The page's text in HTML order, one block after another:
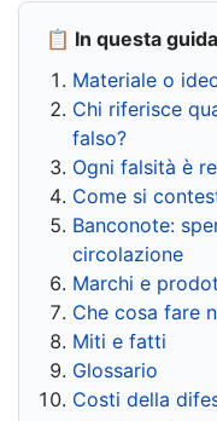
📋 In questa guida
Materiale o
Chi riferisce
falso?
Ogni falsità è
Come si
Banconote:
circolazione
Marchi e
Che cosa fare
Miti e fatti
Glossario
Costi della